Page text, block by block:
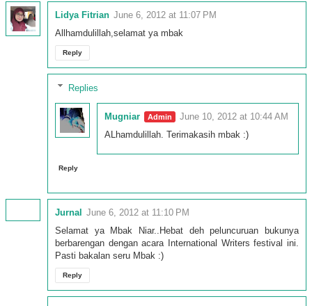
Lidya Fitrian June 6, 2012 at 11:07 PM
Allhamdulillah,selamat ya mbak
Reply
Replies
Mugniar
June 10, 2012 at 10:44 AM
ALhamdulillah. Terimakasih mbak :)
Reply
Jurnal June 6, 2012 at 11:10 PM
Selamat ya Mbak Niar..Hebat deh peluncuruan bukunya
berbarengan dengan acara International Writers festival ini.
Pasti bakalan seru Mbak :)
Reply